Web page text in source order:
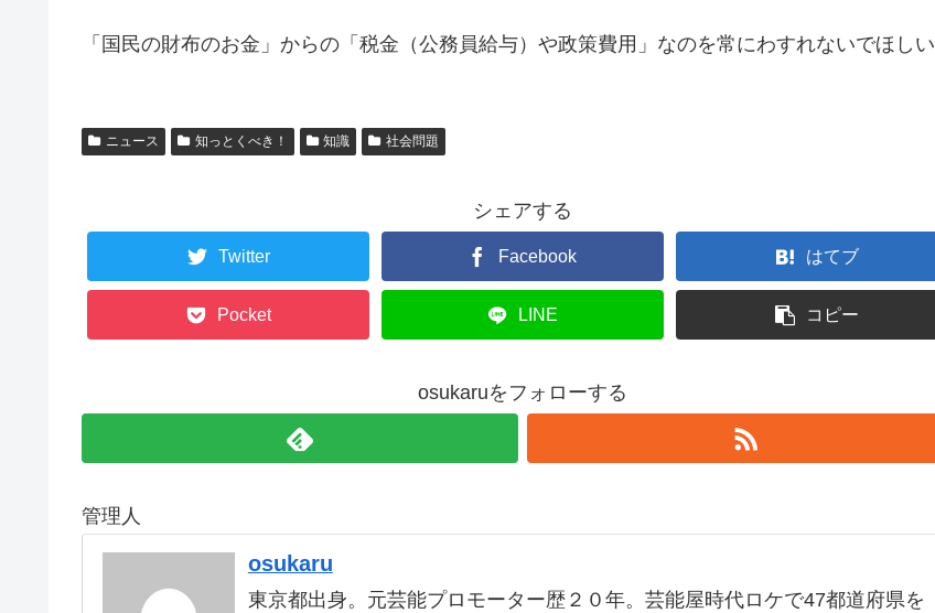
「国民の財布のお金」からの「税金（公務員給与）や政策費用」なのを常にわすれないでほしい
ニュース 知っとくべき！ 知識 社会問題
シェアする
Twitter Facebook はてブ
Pocket LINE コピー
osukaruをフォローする
管理人
osukaru
東京都出身。元芸能プロモーター歴２０年。芸能屋時代ロケで47都道府県を